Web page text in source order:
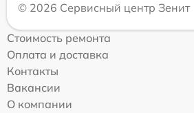
© 2026 Сервисный центр Зенит
Стоимость ремонта
Оплата и доставка
Контакты
Вакансии
О компании